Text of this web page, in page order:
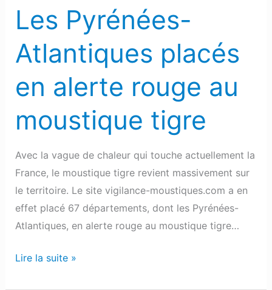
Les Pyrénées-
Atlantiques placés
en alerte rouge au
moustique tigre
Avec la vague de chaleur qui touche actuellement la
France, le moustique tigre revient massivement sur
le territoire. Le site vigilance-moustiques.com a en
effet placé 67 départements, dont les Pyrénées-
Atlantiques, en alerte rouge au moustique tigre…
tigre
Lire la suite »